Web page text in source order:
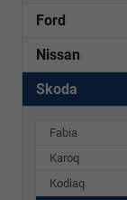
Ford
Nissan
Skoda
Fabia
Karoq
Kodiaq